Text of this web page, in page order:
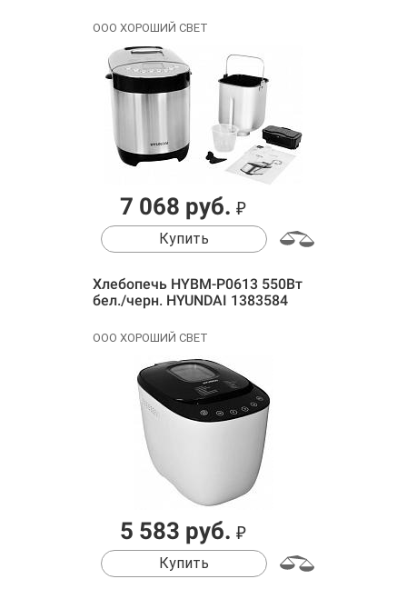
ООО ХОРОШИЙ СВЕТ
7 068 руб. ₽
Купить
Хлебопечь HYBM-P0613 550Вт
бел./черн. HYUNDAI 1383584
ООО ХОРОШИЙ СВЕТ
5 583 руб. ₽
Купить